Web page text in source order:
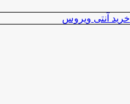
خرید آنتی ویروس